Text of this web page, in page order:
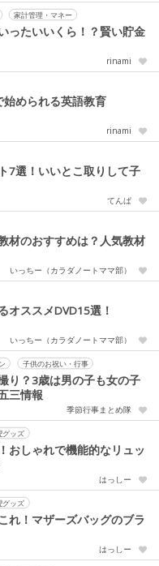
家計管理・マネー
ったいいくら！？賢い貯金
rinami
められる英語教育
rinami
7選！いいとこ取りして子
てんぱ
材のおすすめは？人気教材
いっちー（カラダノートママ部）
オススメDVD15選！
いっちー（カラダノートママ部）
子供のお祝い・行事
り？3歳は男の子も女の子
三情報
季節行事まとめ隊
グッズ
おしゃれで機能的なリュッ
はっしー
グッズ
れ！マザーズバッグのブラ
はっしー